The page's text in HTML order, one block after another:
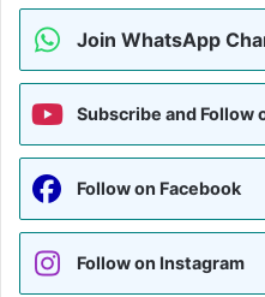
Join WhatsApp
Subscribe and Follow
Follow on Facebook
Follow on Instagram